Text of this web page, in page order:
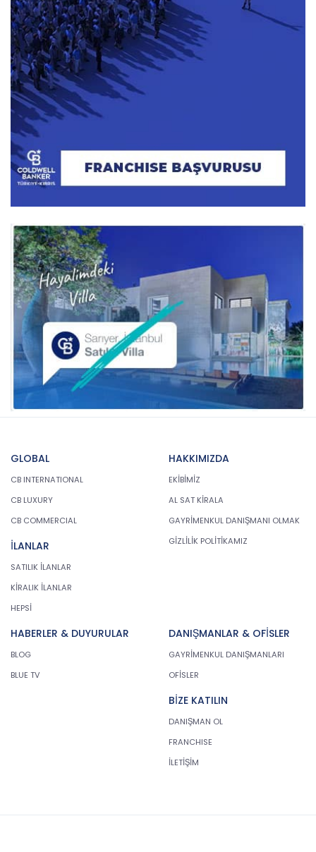
GLOBAL
CB INTERNATIONAL
CB LUXURY
CB COMMERCIAL
İLANLAR
SATILIK İLANLAR
KİRALIK İLANLAR
HEPSİ
HAKKIMIZDA
EKİBİMİZ
AL SAT KİRALA
GAYRİMENKUL DANIŞMANI OLMAK
GİZLİLİK POLİTİKAMIZ
HABERLER & DUYURULAR
BLOG
BLUE TV
DANIŞMANLAR & OFİSLER
GAYRİMENKUL DANIŞMANLARI
OFİSLER
BİZE KATILIN
DANIŞMAN OL
FRANCHISE
İLETİŞİM